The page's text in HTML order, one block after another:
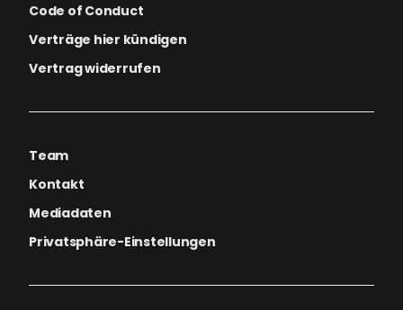
Code of Conduct
Verträge hier kündigen
Vertrag widerrufen
Team
Kontakt
Mediadaten
Privatsphäre-Einstellungen